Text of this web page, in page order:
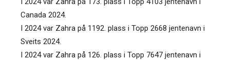
Canada 2024.
I 2024 var Zahra på 1192. plass i Topp 2668 jentenavn i
Sveits 2024.
I 2024 var Zahra på 126. plass i Topp 7647 jentenavn i